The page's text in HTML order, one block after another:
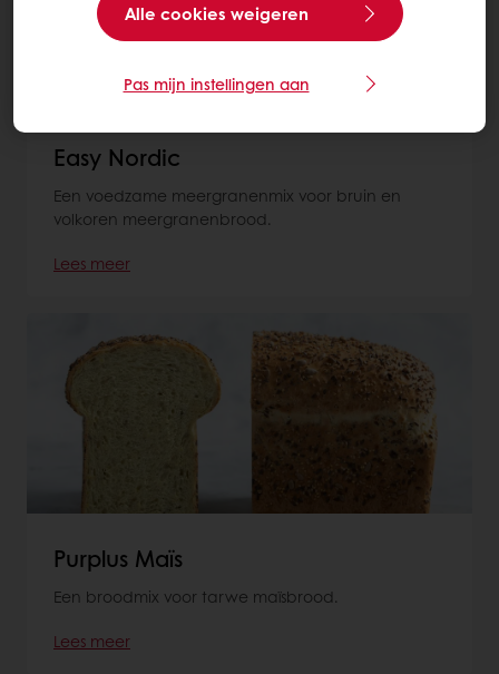
Easy Nordic
Een voedzame meergranenmix voor bruin en
volkoren meergranenbrood.
Lees meer
Purplus Maïs
Een broodmix voor tarwe maïsbrood.
Lees meer
Alle cookies weigeren
Pas mijn instellingen aan